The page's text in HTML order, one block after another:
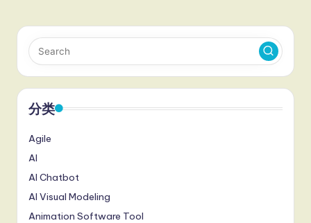
分类
Agile
AI
AI Chatbot
AI Visual Modeling
Animation Software Tool